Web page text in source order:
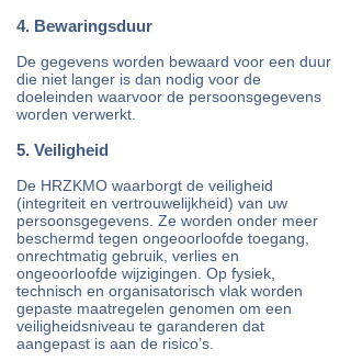
4. Bewaringsduur
De gegevens worden bewaard voor een duur
die niet langer is dan nodig voor de
doeleinden waarvoor de persoonsgegevens
worden verwerkt.
5. Veiligheid
De HRZKMO waarborgt de veiligheid
(integriteit en vertrouwelijkheid) van uw
persoonsgegevens. Ze worden onder meer
beschermd tegen ongeoorloofde toegang,
onrechtmatig gebruik, verlies en
ongeoorloofde wijzigingen. Op fysiek,
technisch en organisatorisch vlak worden
gepaste maatregelen genomen om een
veiligheidsniveau te garanderen dat
aangepast is aan de risico’s.